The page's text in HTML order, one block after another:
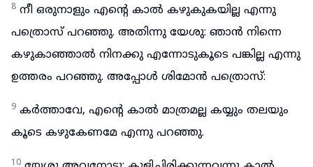
8 നീ ഒരുനാളും എന്റെ കാൽ കഴുകുകയില്ല എന്നു
പത്രൊസ് പറഞ്ഞു. അതിന്നു യേശു: ഞാൻ നിന്നെ
കഴുകാഞ്ഞാൽ നിനക്കു എന്നോടുകൂടെ പങ്കില്ല എന്നു
ഉത്തരം പറഞ്ഞു. അപ്പോൾ ശിമോൻ പത്രൊസ്:
9 കർത്താവേ, എന്റെ കാൽ മാത്രമല്ല കയ്യും തലയും
കൂടെ കഴുകേണമേ എന്നു പറഞ്ഞു.
10